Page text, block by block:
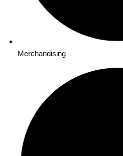
Merchandising